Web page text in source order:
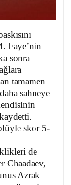
Faye’nin
sonra
tamamen
sahneye
skor 5-
de
Chaadaev,
Azrak